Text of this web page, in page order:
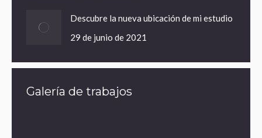
Descubre la nueva ubicación de mi estudio
29 de junio de 2021
Galería de trabajos